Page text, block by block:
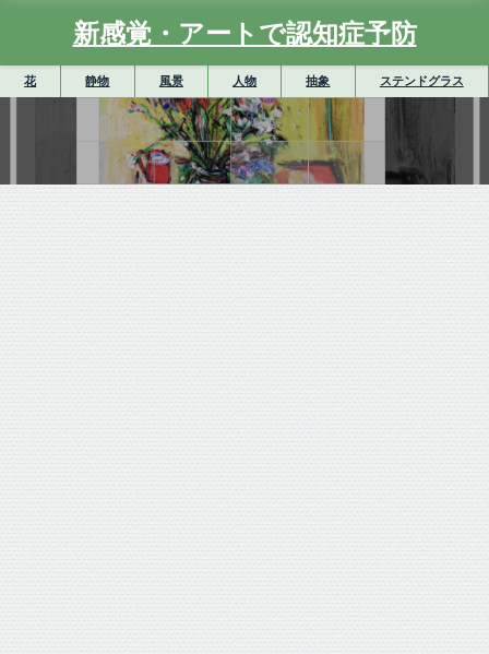
新感覚・アートで認知症予防
花 静物 風景 人物 抽象 ステンドグラス